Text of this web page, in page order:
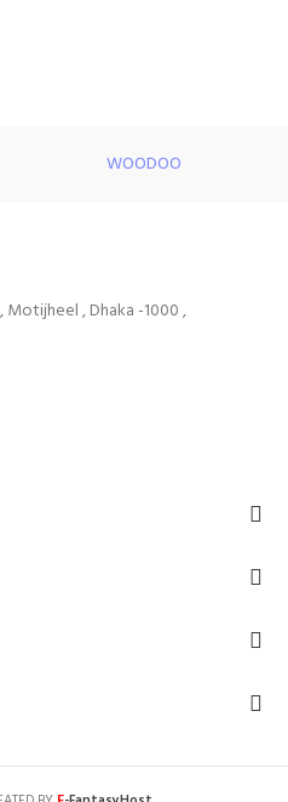
WOODOO
Motijheel , Dhaka -1000 ,